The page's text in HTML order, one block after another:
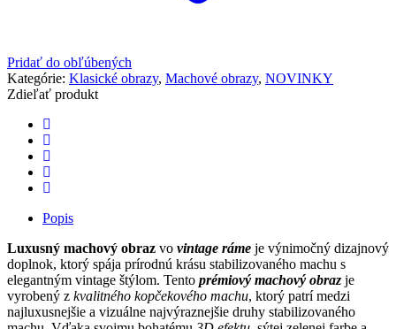
Pridať do obľúbených
Kategórie: Klasické obrazy, Machové obrazy, NOVINKY
Zdieľať produkt
Popis
Luxusný machový obraz vo vintage ráme je výnimočný dizajnový
doplnok, ktorý spája prírodnú krásu stabilizovaného machu s
elegantným vintage štýlom. Tento prémiový machový obraz je
vyrobený z kvalitného kopčekového machu, ktorý patrí medzi
najluxusnejšie a vizuálne najvýraznejšie druhy stabilizovaného